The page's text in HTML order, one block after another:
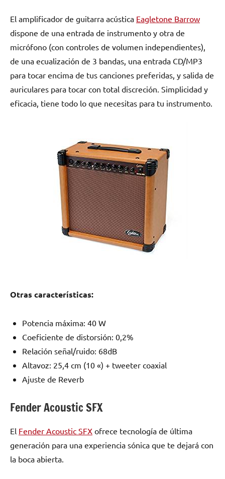
El amplificador de guitarra acústica Eagletone Barrow
dispone de una entrada de instrumento y otra de
micrófono (con controles de volumen independientes),
de una ecualización de 3 bandas, una entrada CD/MP3
para tocar encima de tus canciones preferidas, y salida de
auriculares para tocar con total discreción. Simplicidad y
eficacia, tiene todo lo que necesitas para tu instrumento.
Otras características:
Potencia máxima: 40 W
Coeficiente de distorsión: 0,2%
Relación señal/ruido: 68dB
Altavoz: 25,4 cm (10 «) + tweeter coaxial
Ajuste de Reverb
Fender Acoustic SFX
El Fender Acoustic SFX ofrece tecnología de última
generación para una experiencia sónica que te dejará con
la boca abierta.